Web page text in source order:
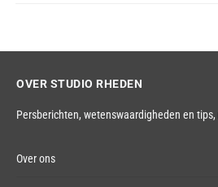
OVER STUDIO RHEDEN
Persberichten, wetenswaardigheden en tips,
Over ons